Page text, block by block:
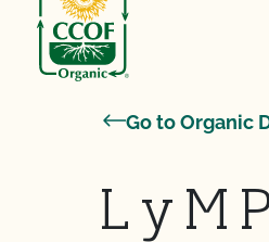
Go to Organic
L y M